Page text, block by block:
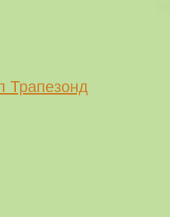
Трапезонд